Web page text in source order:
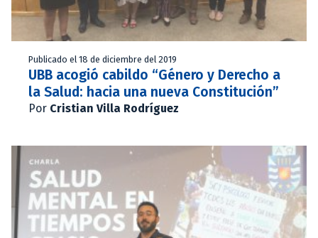
Publicado el 18 de diciembre del 2019
UBB acogió cabildo “Género y Derecho a
la Salud: hacia una nueva Constitución”
Por Cristian Villa Rodríguez